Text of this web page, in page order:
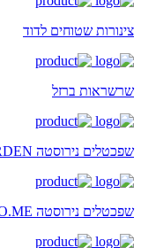
צינורות שטוחים לדוד
שרשראות ברזל
שפכטלים נירוסטה HARDEN
שפכטלים נירוסטה CO.ME